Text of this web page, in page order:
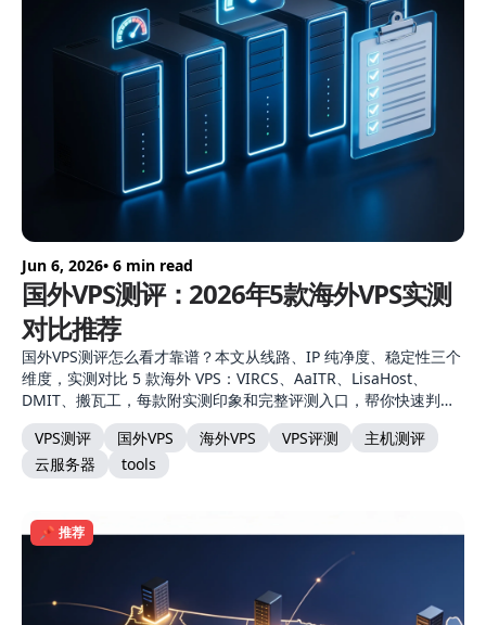
Jun 6, 2026• 6 min read
国外VPS测评：2026年5款海外VPS实测
对比推荐
国外VPS测评怎么看才靠谱？本文从线路、IP 纯净度、稳定性三个
维度，实测对比 5 款海外 VPS：VIRCS、AaITR、LisaHost、
DMIT、搬瓦工，每款附实测印象和完整评测入口，帮你快速判断
哪款 VPS 好。
VPS测评 国外VPS 海外VPS VPS评测
主机测评
云服务器
tools
📌 推荐